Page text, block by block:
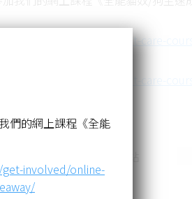
們的網上課程《全能
involved/online-
get-involved/online-pet-care-
get-involved/online-pet-care-